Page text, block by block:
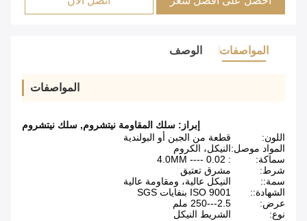
المواصفات الوصف
المواصفات
إبراز: سلك المقاومة نيتشروم, سلك نيتشروم
اللون:
قطعة من الجبن أو البولندية
المواد موصل:النيكل، الكروم
سماكة:
: 0.02 ---- 4.0MM
شرط:
مشرق تعتيق
سمة::
النيكل عالية، ومقاومة عالية
الشهادة::
ISO 9001 بنفايات SGS
عرض:
2.5---250 ملم
نوع:
الشريط النيكل